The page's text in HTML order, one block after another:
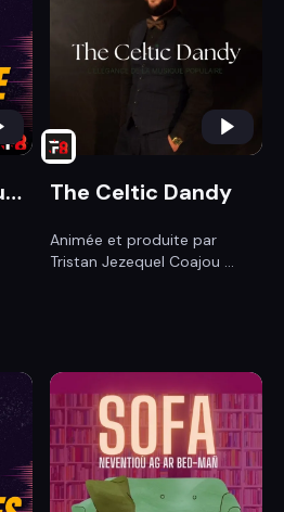
Fréquence Découverte The Celtic Dandy
Animée et produite par
Tristan Jezequel Coajou ...